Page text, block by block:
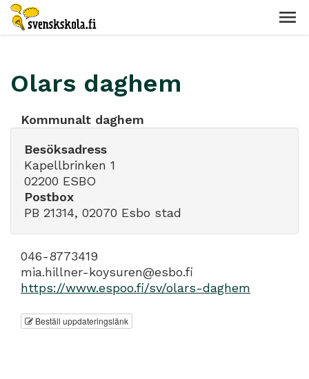
Olars daghem
Kommunalt daghem
Besöksadress
Kapellbrinken 1
02200 ESBO
Postbox
PB 21314, 02070 Esbo stad
046-8773419
mia.hillner-koysuren@esbo.fi
https://www.espoo.fi/sv/olars-daghem
Beställ uppdateringslänk